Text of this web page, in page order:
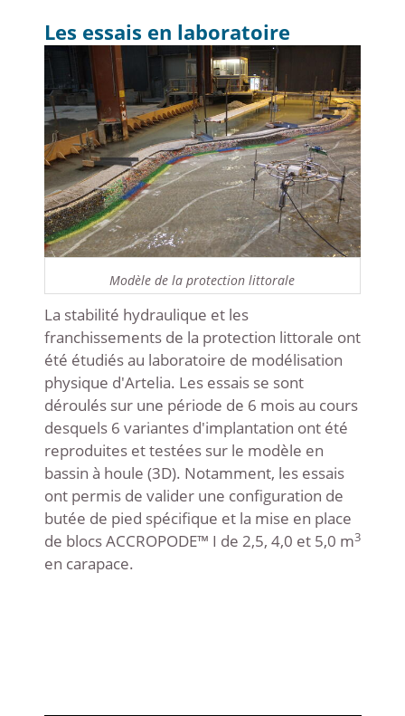
Les essais en laboratoire
Modèle de la protection littorale
La stabilité hydraulique et les
franchissements de la protection littorale ont
été étudiés au laboratoire de modélisation
physique d'Artelia. Les essais se sont
déroulés sur une période de 6 mois au cours
desquels 6 variantes d'implantation ont été
reproduites et testées sur le modèle en
bassin à houle (3D). Notamment, les essais
ont permis de valider une configuration de
butée de pied spécifique et la mise en place
de blocs ACCROPODE™ I de 2,5, 4,0 et 5,0 m3
en carapace.